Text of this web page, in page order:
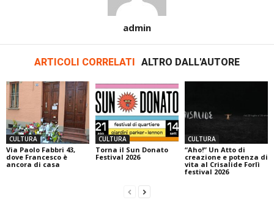
admin
ARTICOLI CORRELATI ALTRO DALL'AUTORE
CULTURA
Via Paolo Fabbri 43,
dove Francesco è
ancora di casa
CULTURA
Torna il Sun Donato
Festival 2026
CULTURA
“Aho!” Un Atto di
creazione e potenza di
vita al Crisalide Forlì
festival 2026